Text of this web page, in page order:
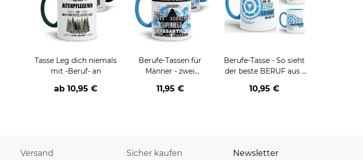
Tasse Leg dich niemals
mit -Beruf- an
ab10,95 €
Berufe-Tassen für
Männer - zwei
11,95 €
Berufe-Tasse - So sieht
der beste BERUF aus -
Männer - Hellblau
10,95 €
Versand Sicher kaufen Newsletter